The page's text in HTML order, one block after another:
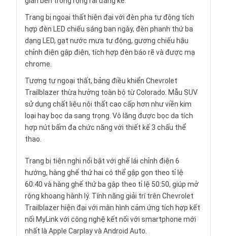
Trang bị ngoại thất hiện đại với đèn pha tự động tích
hợp đèn LED chiếu sáng ban ngày, đèn phanh thứ ba
dạng LED, gạt nước mưa tự động, gương chiếu hậu
chỉnh điện gập điện, tích hợp đèn báo rẽ và được mạ
chrome.
Tương tự ngoại thất, bảng điều khiển Chevrolet
Trailblazer thừa hưởng toàn bộ từ Colorado. Mẫu SUV
sử dụng chất liệu nội thất cao cấp hơn như viền kim
loại hay bọc da sang trọng. Vô lăng được bọc da tích
hợp nút bấm đa chức năng với thiết kế 3 chấu thể
thao.
Trang bị tiện nghi nổi bật với ghế lái chỉnh điện 6
hướng, hàng ghế thứ hai có thể gập gọn theo tỉ lệ
60:40 và hàng ghế thứ ba gập theo tỉ lệ 50:50, giúp mở
rộng khoang hành lý. Tính năng giải trí trên Chevrolet
Trailblazer hiện đại với màn hình cảm ứng tích hợp kết
nối MyLink với công nghệ kết nối với smartphone mới
nhất là Apple Carplay và Android Auto.